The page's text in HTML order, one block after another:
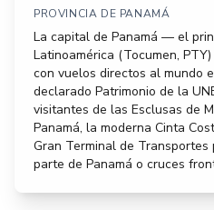
PROVINCIA DE PANAMÁ
La capital de Panamá — el
Latinoamérica (Tocumen,
con vuelos directos al mundo
declarado Patrimonio de la
visitantes de las Esclusas de
Panamá, la moderna Cinta
Gran Terminal de
parte de Panamá o cruces